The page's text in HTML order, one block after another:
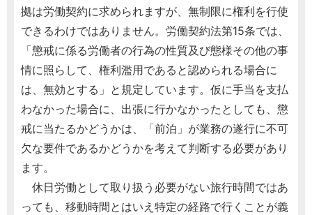
拠は労働契約に求められますが、無制限に権利を行使
できるわけではありません。労働契約法第15条では、
「懲戒に係る労働者の行為の性質及び態様その他の事
情に照らして、権利濫用であると認められる場合に
は、無効とする」と規定しています。仮に手当を支払
わなかった場合に、出張に行かなかったとしても、懲
戒に当たるかどうかは、「前泊」が業務の遂行に不可
欠な要件であるかどうかを考えて判断する必要があり
ます。
休日労働として取り扱う必要がない旅行時間ではあ
っても、移動時間とはいえ特定の経路で行くことが義